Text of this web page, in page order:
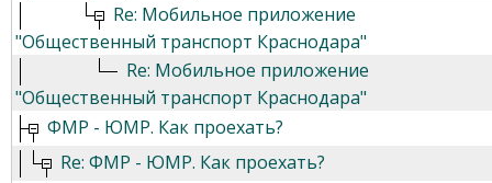
Re: Мобильное приложение
"Общественный транспорт Краснодара"
Re: Мобильное приложение
"Общественный транспорт Краснодара"
ФМР - ЮМР. Как проехать?
Re: ФМР - ЮМР. Как проехать?